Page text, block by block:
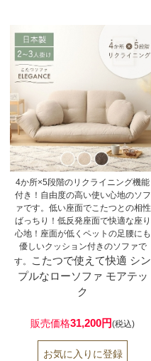
4か所×5段階のリクライニング機能
付き！自由度の高い使い心地のソフ
ァです。低い座面でこたつとの相性
ばっちり！低反発座面で快適な座り
心地！座面が低くペットの足腰にも
優しいクッション付きのソファで
す。
こたつで使えて快適 シン
プルなローソファ モアテッ
ク
販売価格31,200円(税込)